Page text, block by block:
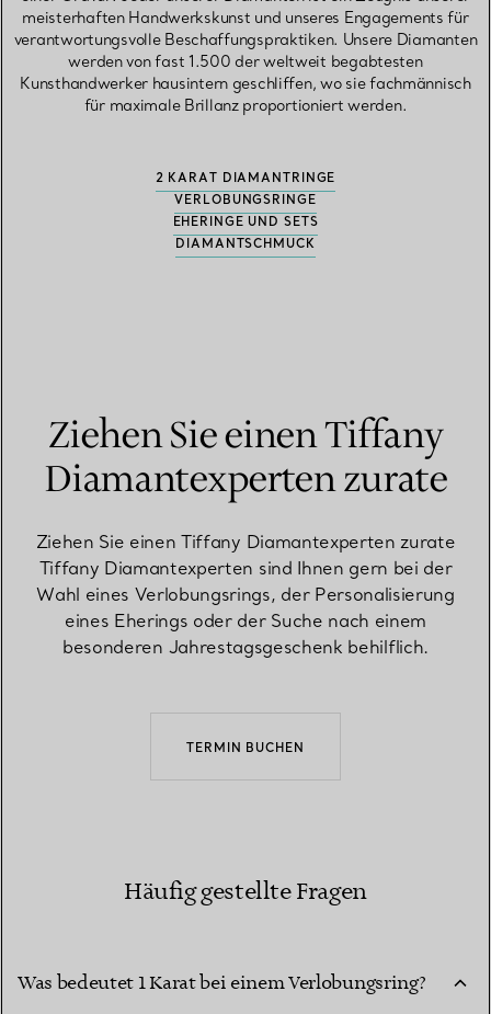
meisterhaften Handwerkskunst und unseres Engagements für
verantwortungsvolle Beschaffungspraktiken. Unsere Diamanten
werden von fast 1.500 der weltweit begabtesten
Kunsthandwerker hausintern geschliffen, wo sie fachmännisch
für maximale Brillanz proportioniert werden.
2 KARAT DIAMANTRINGE
VERLOBUNGSRINGE
EHERINGE UND SETS
DIAMANTSCHMUCK
Ziehen Sie einen Tiffany
Diamantexperten zurate
Ziehen Sie einen Tiffany Diamantexperten zurate
Tiffany Diamantexperten sind Ihnen gern bei der
Wahl eines Verlobungsrings, der Personalisierung
eines Eherings oder der Suche nach einem
besonderen Jahrestagsgeschenk behilflich.
TERMIN BUCHEN
Häufig gestellte Fragen
Was bedeutet 1 Karat bei einem Verlobungsring?